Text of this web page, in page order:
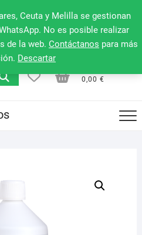
Ceuta y Melilla se gestionan
No es posible realizar
de la web. Contáctanos para más
Descartar
de
la
0,00 €